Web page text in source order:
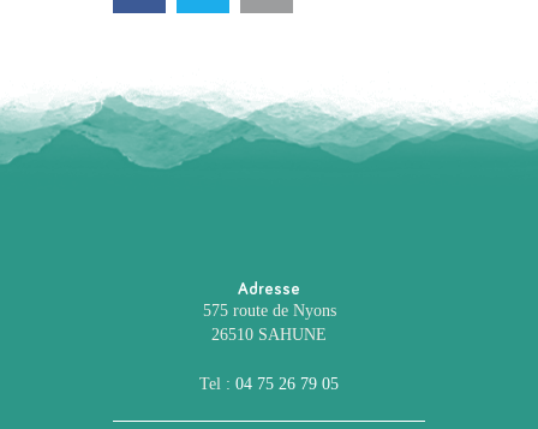
Adresse
575 route de Nyons
26510 SAHUNE
Tel : 04 75 26 79 05